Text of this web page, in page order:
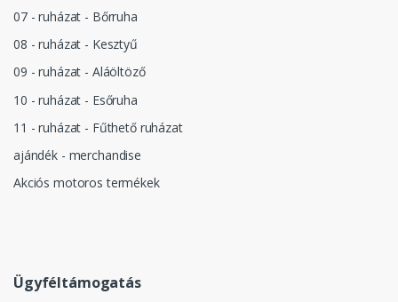
07 - ruházat - Bőrruha
08 - ruházat - Kesztyű
09 - ruházat - Aláöltöző
10 - ruházat - Esőruha
11 - ruházat - Fűthető ruházat
ajándék - merchandise
Akciós motoros termékek
Ügyféltámogatás